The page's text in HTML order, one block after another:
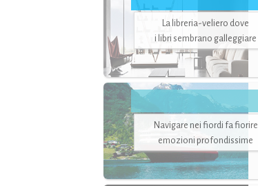
La libreria-veliero dove
i libri sembrano galleggiare
Navigare nei fiordi fa fiorire
emozioni profondissime